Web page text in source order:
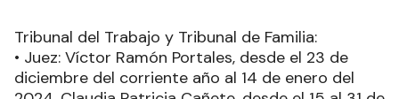
Tribunal del Trabajo y Tribunal de Familia:
• Juez: Víctor Ramón Portales, desde el 23 de
diciembre del corriente año al 14 de enero del